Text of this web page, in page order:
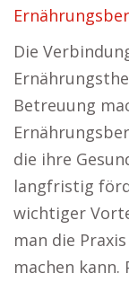
Die
Betreuung
die ihre
langfristig
wichtiger
man die
machen kann.